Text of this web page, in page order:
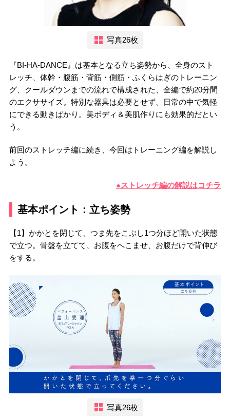
写真26枚
『BI-HA-DANCE』は基本となる立ち姿勢から、全身のスト
レッチ、体幹・腹筋・背筋・側筋・ふくらはぎのトレーニン
グ、クールダウンまでの流れで構成された、全編で約20分間
のエクササイズ。特別な器具は必要とせず、日常の中で気軽
にできる動きばかり。美ボディ＆美肌作りにも効果的だとい
う。
前回のストレッチ編に続き、今回はトレーニング編を解説し
よう。
●ストレッチ編の解説はコチラ
基本ポイント：立ち姿勢
【1】かかとを閉じて、つま先をこぶし1つ分ほど開いた状態
で立つ。骨盤を立てて、お腹をへこませ、お腹だけで背伸び
をする。
写真26枚